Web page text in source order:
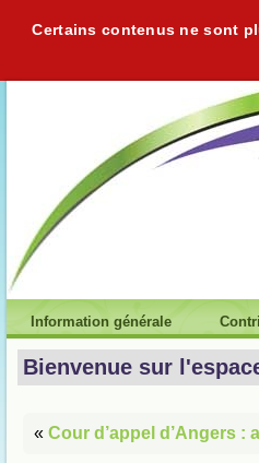
Certains contenus ne sont
Information générale
Bienvenue sur
« Cour d’appel d’Angers :